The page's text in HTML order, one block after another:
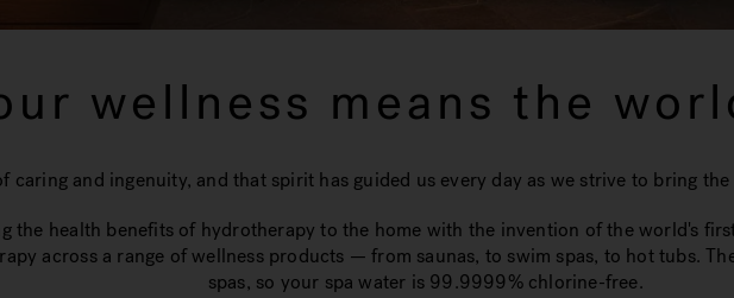
wellness means the
caring and ingenuity, and that spirit has guided us every day as we strive to bring
the health benefits of hydrotherapy to the home with the invention of the world's
across a range of wellness products — from saunas, to swim spas, to hot tubs.
spas, so your spa water is 99.9999% chlorine-free.